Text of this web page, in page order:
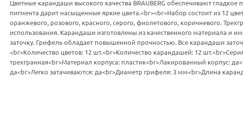
Цветные карандаши высокого качества BRAUBERG обеспечивают
пигмента дарит насыщенные яркие цвета.<br><br>Набор состоит из 12
оранжевого, розового, красного, серого, фиолетового, коричневого.
использования. Карандаши изготовлены из качественного материала и
заточку. Грифель обладает повышенной прочностью. Все карандаши
<br>Количество цветов: 12 шт.<br>Количество карандашей: 12
трехгранная<br>Материал корпуса: пластик<br>Лакированный корпус:
да<br>Легко затачиваются: да<br>Диаметр грифеля: 3 мм<br>Длина